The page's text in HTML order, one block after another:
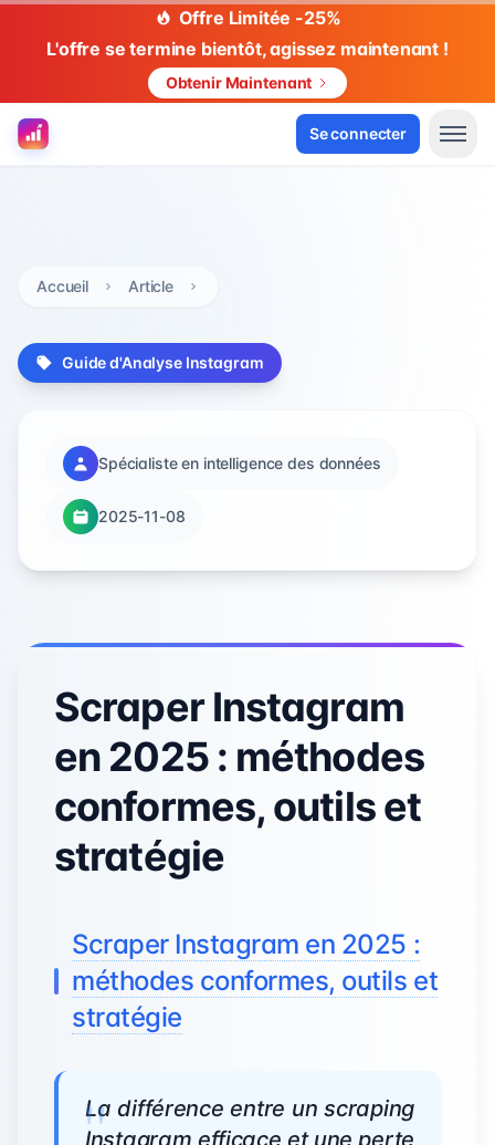
Offre Limitée -25%
L'offre se termine bientôt, agissez maintenant !
Obtenir Maintenant
Se connecter
Accueil Article
Guide d'Analyse Instagram
Spécialiste en intelligence des données
2025-11-08
Scraper Instagram
en 2025 : méthodes
conformes, outils et
stratégie
Scraper Instagram en 2025 :
méthodes conformes, outils et
stratégie
La différence entre un scraping
Instagram efficace et une perte